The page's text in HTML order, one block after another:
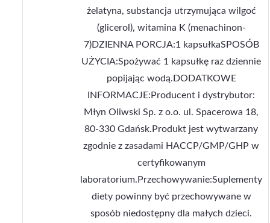
żelatyna, substancja utrzymująca wilgoć
(glicerol), witamina K (menachinon-
7)DZIENNA PORCJA:1 kapsułkaSPOSÓB
UŻYCIA:Spożywać 1 kapsułkę raz dziennie
popijając wodą.DODATKOWE
INFORMACJE:Producent i dystrybutor:
Młyn Oliwski Sp. z o.o. ul. Spacerowa 18,
80-330 Gdańsk.Produkt jest wytwarzany
zgodnie z zasadami HACCP/GMP/GHP w
certyfikowanym
laboratorium.Przechowywanie:Suplementy
diety powinny być przechowywane w
sposób niedostępny dla małych dzieci.